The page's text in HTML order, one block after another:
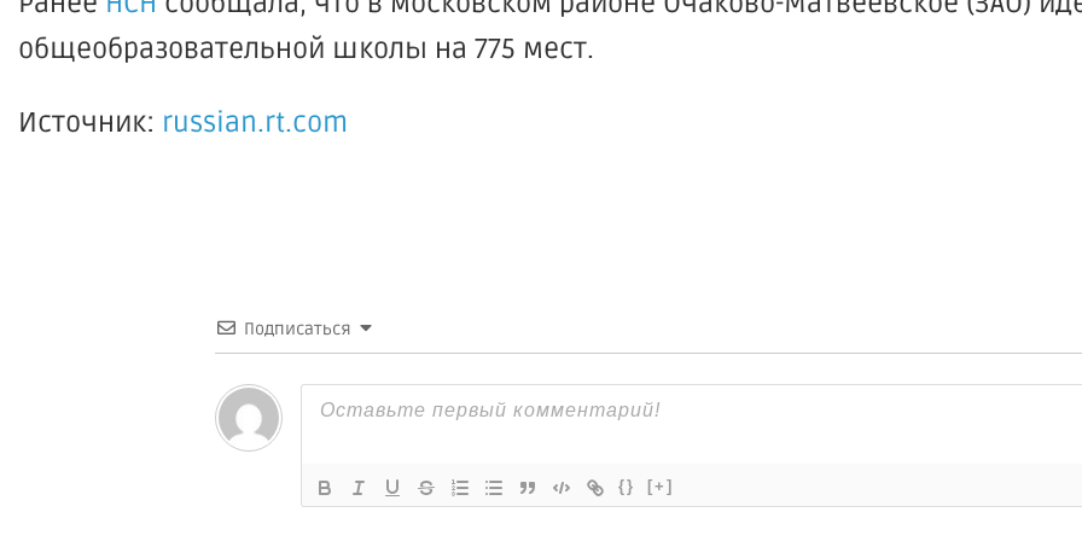
общеобразовательной школы на 775 мест.
Источник: russian.rt.com
Подписаться
{} [+]